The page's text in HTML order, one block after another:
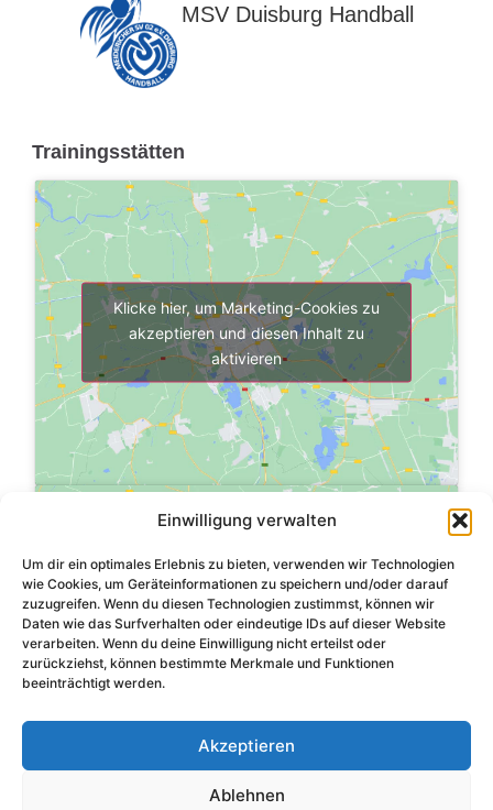
Einwilligung verwalten
Um dir ein optimales Erlebnis zu bieten, verwenden wir Technologien
wie Cookies, um Geräteinformationen zu speichern und/oder darauf
zuzugreifen. Wenn du diesen Technologien zustimmst, können wir
Daten wie das Surfverhalten oder eindeutige IDs auf dieser Website
verarbeiten. Wenn du deine Einwilligung nicht erteilst oder
zurückziehst, können bestimmte Merkmale und Funktionen
beeinträchtigt werden.
Akzeptieren
Ablehnen
MSV Duisburg Handball
Trainingsstätten
Klicke hier, um Marketing-Cookies zu
akzeptieren und diesen Inhalt zu
aktivieren
Klicke hier, um Marketing-Cookies zu
akzeptieren und diesen Inhalt zu
aktivieren